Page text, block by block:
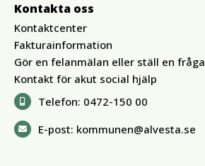
Kontakta oss
Kontaktcenter
Fakturainformation
Gör en felanmälan eller ställ en fråga
Kontakt för akut social hjälp
Telefon: 0472-150 00
E-post: kommunen@alvesta.se